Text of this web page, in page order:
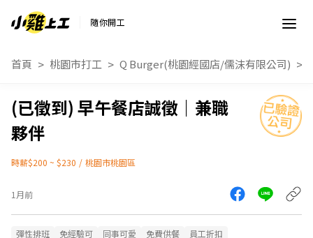
隨你開工
首頁 桃園市打工 Q Burger(桃園經國店/儒沫有限公司)
早午餐店誠徵｜兼職
夥伴
時薪$200 ~ $230 / 桃園市桃園區
1月前
彈性排班 免經驗可 同事可愛 免費供餐 員工折扣